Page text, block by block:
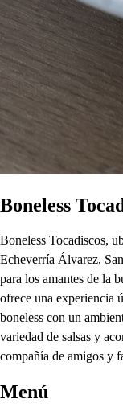
Boneless
Boneless Tocadiscos,
Echeverría Álvarez,
para los amantes de la
ofrece una experiencia
boneless con un
variedad de salsas y
compañía de amigos y
Menú